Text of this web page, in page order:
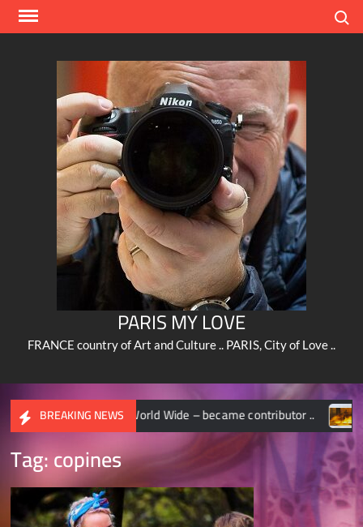
Skip
PARIS MY LOVE
FRANCE country of Art and Culture .. PARIS, City of Love ..
BREAKING NEWS
GEOGRAPHIC World Wide – became contributor ..
Tag:copines